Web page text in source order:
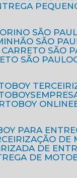
SÃO
SÃO
CARRETO SÃO
SÃO PAULO
ONLINE
PARA
DE
DE
DE